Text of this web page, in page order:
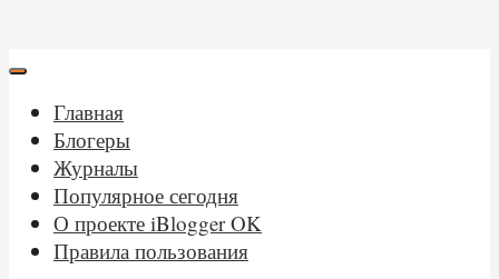
Главная
Блогеры
Журналы
Популярное сегодня
О проекте iBlogger OK
Правила пользования